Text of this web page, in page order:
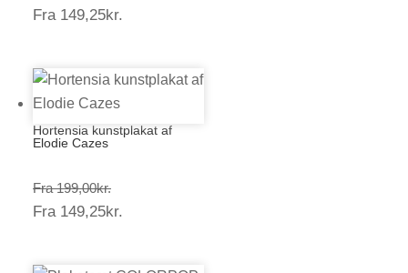
199,00kr.
Fra 149,25kr.
Hortensia kunstplakat af
Elodie Cazes
Fra 199,00kr.Prisinterval:
199,00kr.
Fra 149,25kr.